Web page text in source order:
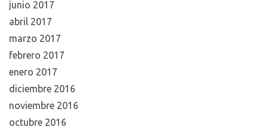
junio 2017
abril 2017
marzo 2017
febrero 2017
enero 2017
diciembre 2016
noviembre 2016
octubre 2016